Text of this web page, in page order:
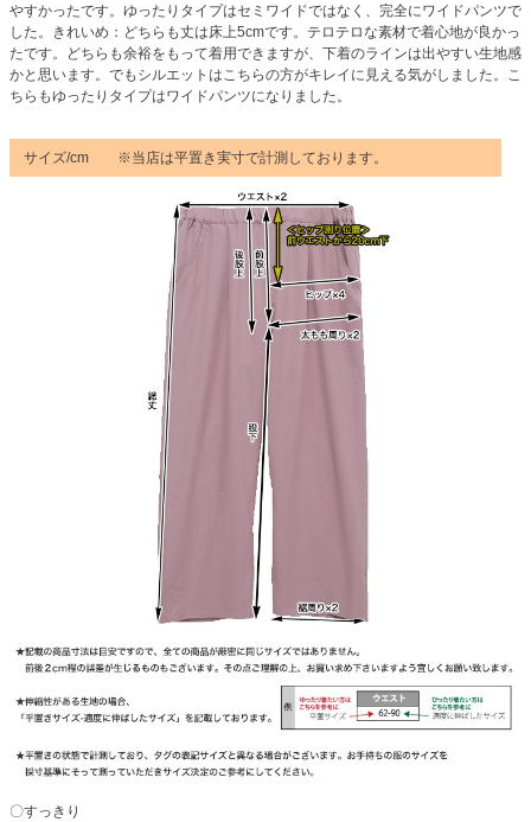
やすかったです。ゆったりタイプはセミワイドではなく、完全にワイドパンツで
した。きれいめ：どちらも丈は床上5cmです。テロテロな素材で着心地が良かっ
たです。どちらも余裕をもって着用できますが、下着のラインは出やすい生地感
かと思います。でもシルエットはこちらの方がキレイに見える気がしました。こ
ちらもゆったりタイプはワイドパンツになりました。
サイズ/cm ※当店は平置き実寸で計測しております。
〇すっきり